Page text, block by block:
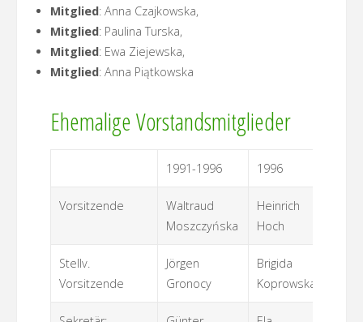
Mitglied: Anna Czajkowska,
Mitglied: Paulina Turska,
Mitglied: Ewa Ziejewska,
Mitglied: Anna Piątkowska
Ehemalige Vorstandsmitglieder
1991-1996 1996
Vorsitzende
Waltraud
Moszczyńska
Heinrich
Hoch
Stellv.
Vorsitzende
Jörgen
Gronocy
Brigida
Koprowska